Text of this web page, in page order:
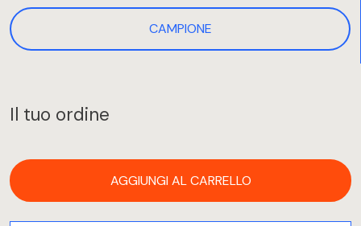
CAMPIONE
Il tuo ordine
AGGIUNGI AL CARRELLO